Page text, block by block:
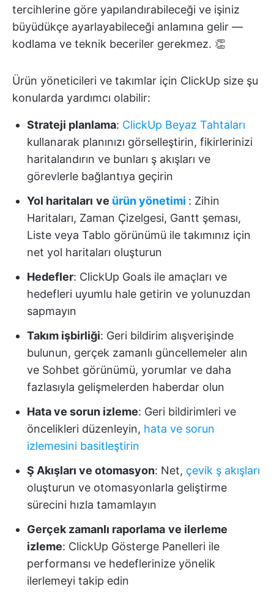
tercihlerine göre yapılandırabileceği ve işiniz
büyüdükçe ayarlayabileceği anlamına gelir —
kodlama ve teknik beceriler gerekmez. 👏
Ürün yöneticileri ve takımlar için ClickUp size şu
konularda yardımcı olabilir:
Strateji planlama: ClickUp Beyaz Tahtaları
kullanarak planınızı görselleştirin, fikirlerinizi
haritalandırın ve bunları ş akışları ve
görevlerle bağlantıya geçirin
Yol haritaları ve ürün yönetimi : Zihin
Haritaları, Zaman Çizelgesi, Gantt şeması,
Liste veya Tablo görünümü ile takımınız için
net yol haritaları oluşturun
Hedefler: ClickUp Goals ile amaçları ve
hedefleri uyumlu hale getirin ve yolunuzdan
sapmayın
Takım işbirliği: Geri bildirim alışverişinde
bulunun, gerçek zamanlı güncellemeler alın
ve Sohbet görünümü, yorumlar ve daha
fazlasıyla gelişmelerden haberdar olun
Hata ve sorun izleme: Geri bildirimleri ve
öncelikleri düzenleyin, hata ve sorun
izlemesini basitleştirin
Ş Akışları ve otomasyon: Net, çevik ş akışları
oluşturun ve otomasyonlarla geliştirme
sürecini hızla tamamlayın
Gerçek zamanlı raporlama ve ilerleme
izleme: ClickUp Gösterge Panelleri ile
performansı ve hedeflerinize yönelik
ilerlemeyi takip edin